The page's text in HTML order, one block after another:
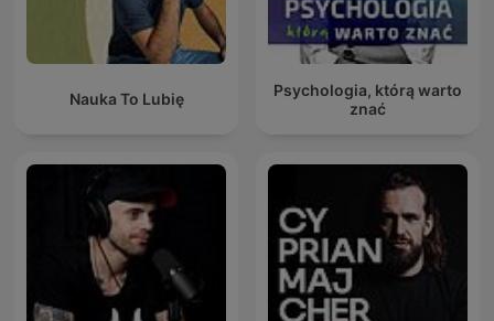
Nauka To Lubię
Psychologia, którą warto
znać